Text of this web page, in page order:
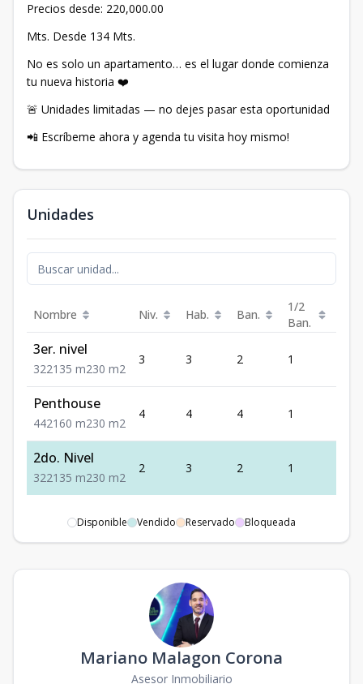
Precios desde: 220,000.00
Mts. Desde 134 Mts.
No es solo un apartamento… es el lugar donde comienza
tu nueva historia ❤️
🚨 Unidades limitadas — no dejes pasar esta oportunidad
📲 Escríbeme ahora y agenda tu visita hoy mismo!
Unidades
Nombre Niv. Hab. Ban.
1/2
Ban.
3er. nivel
322135 m230 m2
3 3 2 1
Penthouse
442160 m230 m2
4 4 4 1
2do. Nivel
322135 m230 m2
2 3 2 1
Disponible Vendido Reservado Bloqueada
Mariano Malagon Corona
Asesor Inmobiliario